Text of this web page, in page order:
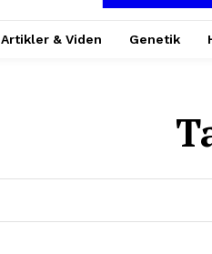
Artikler & Viden Genetik